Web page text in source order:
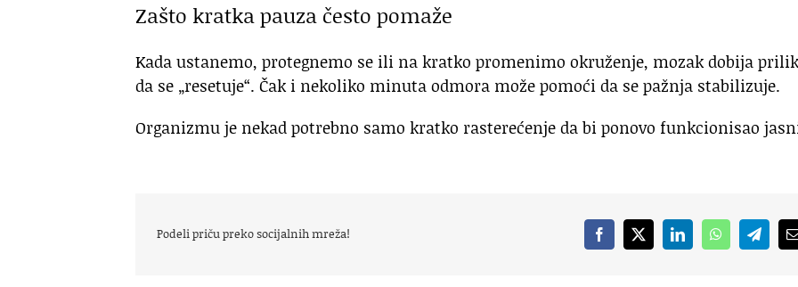
Zašto kratka pauza često pomaže
Kada ustanemo, proteg­nemo se ili na kratko promenimo okruženje, mozak dobija
da se „resetuje“. Čak i nekoliko minuta odmora može pomoći da se pažnja stabilizuje.
Organizmu je nekad potrebno samo kratko rasterećenje da bi ponovo funkcionisao
Podeli priču preko socijalnih mreža! Facebook
X LinkedInWhatsApp